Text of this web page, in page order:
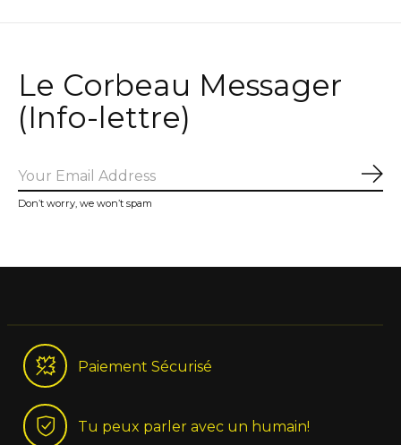
Le Corbeau Messager
(Info-lettre)
Don’t worry, we won’t spam
Paiement Sécurisé
Tu peux parler avec un humain!